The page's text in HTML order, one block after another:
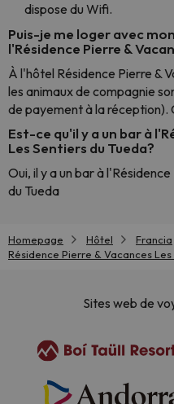
dispose du Wifi.
Puis-je me loger avec
l'Résidence Pierre &
À l'hôtel Résidence Pierre &
les animaux de compagnie
de payement à la réception).
Est-ce qu'il y a un bar à
Les Sentiers du Tueda?
Oui, il y a un bar à
du Tueda
Homepage Hôtel Francia
Résidence Pierre & Vacances
Sites web de